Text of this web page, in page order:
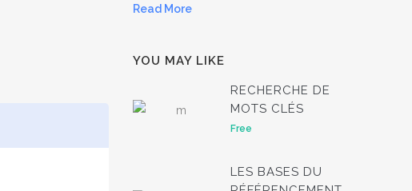
Read More
YOU MAY LIKE
RECHERCHE DE
MOTS CLÉS
Free
LES BASES DU